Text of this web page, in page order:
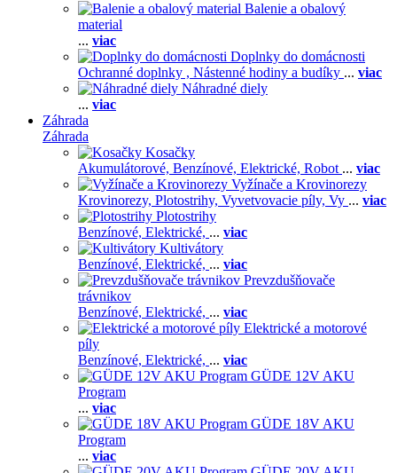
Balenie a obalový
material
... viac
Doplnky do domácnosti
Ochranné doplnky , Nástenné hodiny a budíky ... viac
Náhradné diely
... viac
Záhrada
Záhrada
Kosačky
Akumulátorové, Benzínové, Elektrické, Robot ... viac
Vyžínače a Krovinorezy
Krovinorezy, Plotostrihy, Vyvetvovacie píly, Vy ... viac
Plotostrihy
Benzínové, Elektrické, ... viac
Kultivátory
Benzínové, Elektrické, ... viac
Prevzdušňovače
trávnikov
Benzínové, Elektrické, ... viac
Elektrické a motorové
píly
Benzínové, Elektrické, ... viac
GÜDE 12V AKU
Program
... viac
GÜDE 18V AKU
Program
... viac